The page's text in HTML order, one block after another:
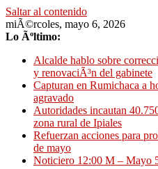
Saltar al contenido
miÃ©rcoles, mayo 6, 2026
Lo Ãºltimo:
Alcalde hablo sobre
y renovaciÃ³n del gabinete
Capturan en Rumichaca a
agravado
Autoridades incautan
zona rural de Ipiales
Refuerzan acciones para
de mayo
Noticiero 12:00 M – Mayo